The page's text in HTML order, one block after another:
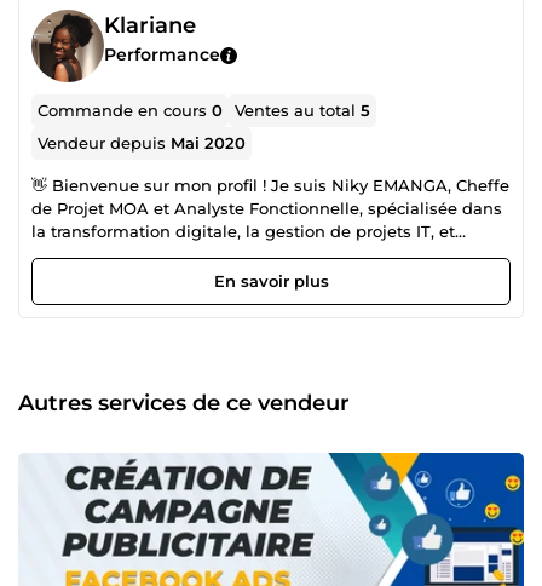
Klariane
Performance
Commande en cours0 Ventes au total5
Vendeur depuis Mai 2020
👋 Bienvenue sur mon profil ! Je suis Niky EMANGA, Cheffe
de Projet MOA et Analyste Fonctionnelle, spécialisée dans
la transformation digitale, la gestion de projets IT, et
l’analyse des données. Avec plus de 5 ans d’expérience,
j’accompagne les entreprises dans la structuration de leurs
projets digitaux et la création de solutions adaptées et
méthodologie agile et rigoureuse. ✅ - Analyse
fonctionnelle &amp; rédaction de cahiers des charges – Je
les équipes techniques. ✅ - Data Visualization &amp;
Reporting dynamique – J’exploite Power BI &amp; Looker
Studio pour transformer vos données en indicateurs de
performance actionnables. ✅ - Optimisation des workflows
&amp; gestion des tests – J’optimise vos processus
internes et assure la qualité de vos livrables avec un suivi
En savoir plus
Autres services de ce vendeur